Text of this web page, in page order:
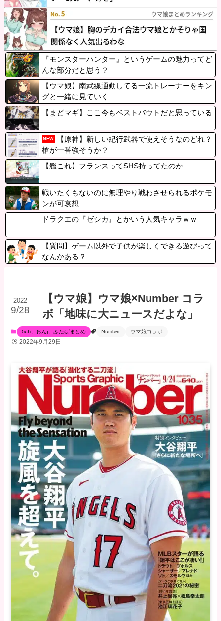
『モンスターハンター』というゲームの魅力ってど
んな部分だと思う？
【ウマ娘】南武線通勤してる一流トレーナーをキン
グと一緒に見ていく
【まどマギ】ここ今もベストバウトだと思っている
NEW
【原神】新しい紀行武器で使えそうなのどれ？
槍が一番強そうか？
【艦これ】フランスってSHS持ってたのか
戦いたくもないのに無理やり戦わさせられるポケモ
ンが可哀想
ドラクエの『ゼシカ』とかいう人気キャラｗｗ
【質問】ゲーム以外で子供が楽しくできる遊びって
なんかある？
【ウマ娘】ウマ娘×Number コラ
ボ「地味に大ニュースだよな」
2022
9/28
5ch、おんj、ふたばまとめ Number ウマ娘コラボ
2022年9月29日